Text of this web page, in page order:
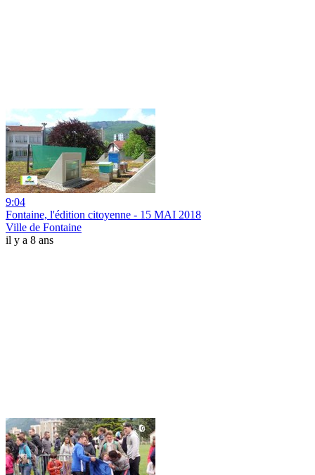
9:04
Fontaine, l'édition citoyenne - 15 MAI 2018
Ville de Fontaine
il y a 8 ans